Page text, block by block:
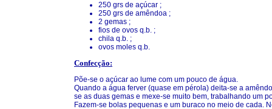
250 grs de açúcar ;
250 grs de amêndoa ;
2 gemas ;
fios de ovos q.b. ;
chila q.b. ;
ovos moles q.b.
Confecção:
Põe-se o açúcar ao lume com um pouco de água.
Quando a água ferver (quase em pérola) deita-se a
se as duas gemas e mexe-se muito bem, trabalhando um
Fazem-se bolas pequenas e um buraco no meio de cada.